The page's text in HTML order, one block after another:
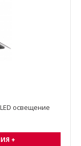
LED освещение
+